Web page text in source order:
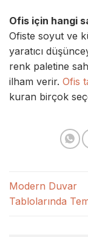
Ofis için hangi
Ofiste soyut ve
yaratıcı
renk paletine
ilham verir. Ofis
kuran birçok
Modern Duvar
Tablolarında